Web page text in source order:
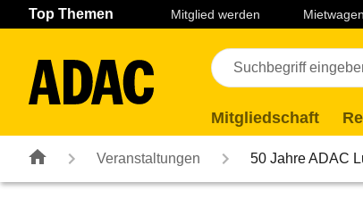
Navigation Seiteninhalt Fußzeile
Top Themen Mitglied werden Mietwagen
Mitgliedschaft
Veranstaltungen 50 Jahre ADAC